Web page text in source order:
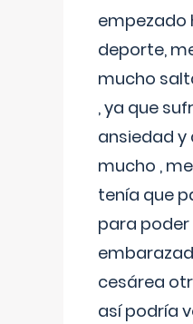
empezado
deporte,
mucho
, ya que
ansiedad
mucho ,
tenía que
para
cesárea
así podría